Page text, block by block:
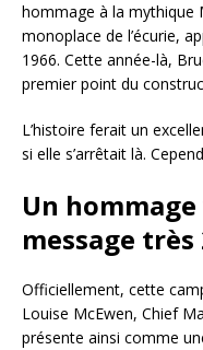
hommage à la mythique
monoplace de l’écurie,
1966. Cette année-là,
premier point du
L’histoire ferait un
si elle s’arrêtait là.
Un
message très
Officiellement, cette
Louise McEwen, Chief
présente ainsi comme